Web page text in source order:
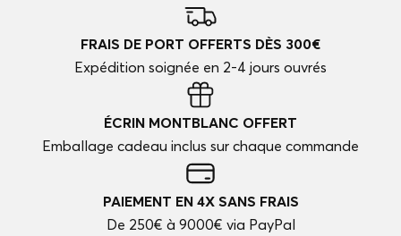
FRAIS DE PORT OFFERTS DÈS 300€
Expédition soignée en 2-4 jours ouvrés
ÉCRIN MONTBLANC OFFERT
Emballage cadeau inclus sur chaque commande
PAIEMENT EN 4X SANS FRAIS
De 250€ à 9000€ via PayPal